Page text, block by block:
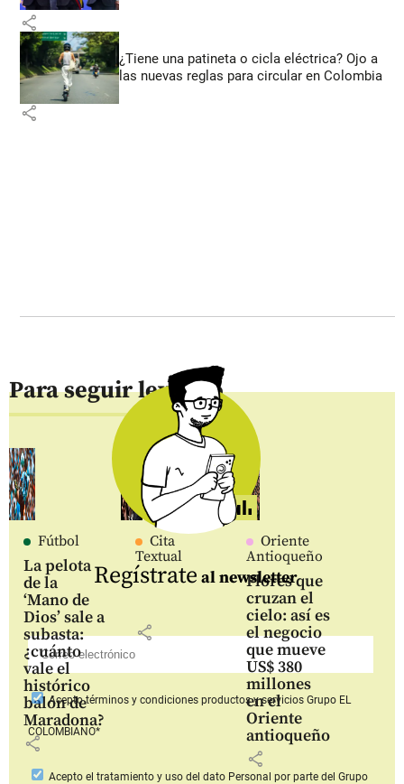
share
¿Tiene una patineta o cicla eléctrica? Ojo a
las nuevas reglas para circular en Colombia
share
Para seguir leyendo
Fútbol
La pelota
de la
‘Mano de
Dios’ sale a
subasta:
¿cuánto
vale el
histórico
balón de
Maradona?
share
Cita
Textual
share
Oriente
Antioqueño
Flores que
cruzan el
cielo: así es
el negocio
que mueve
US$ 380
millones
en el
Oriente
antioqueño
share
Regístrate al newsletter
Aceptotérminos y condiciones productos y serviciosGrupo EL
COLOMBIANO*
Acepto el tratamiento y uso del dato Personal por parte del Grupo